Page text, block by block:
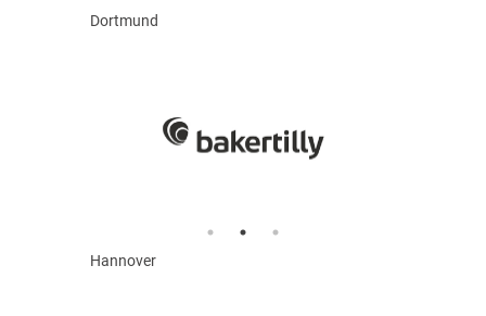
Dortmund
Hannover